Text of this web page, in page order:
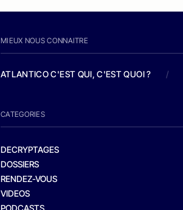
MIEUX NOUS CONNAITRE
ATLANTICO C'EST QUI, C'EST QUOI ? /
CATEGORIES
DECRYPTAGES
DOSSIERS
RENDEZ-VOUS
VIDEOS
PODCASTS